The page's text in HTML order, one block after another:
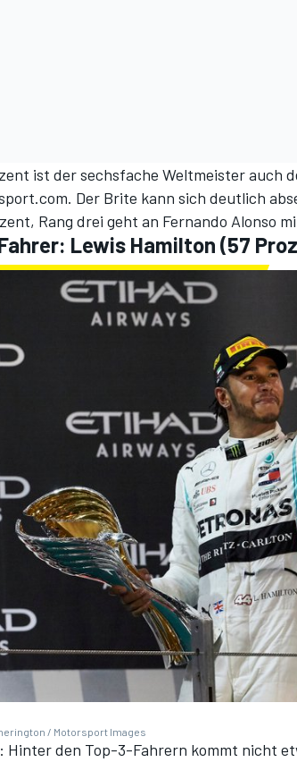
ist der sechsfache Weltmeister auch
Der Brite kann sich deutlich
Rang drei geht an Fernando Alonso
Lewis Hamilton (57
/ Motorsport Images
Hinter den Top-3-Fahrern kommt nicht